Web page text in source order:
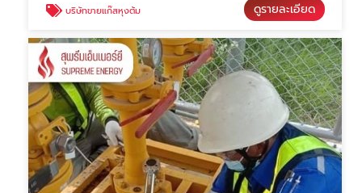
บริษัทขายแก๊สหุงต้ม ดูรายละเอียด